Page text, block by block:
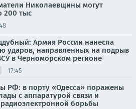
Николаевщины могут
200 тыс
Армия России нанесла
ударов, направленных на подрыв
в Черноморском регионе
17:45
РФ: в порту «Одесса» поражены
с аппаратурой связи и
борьбы